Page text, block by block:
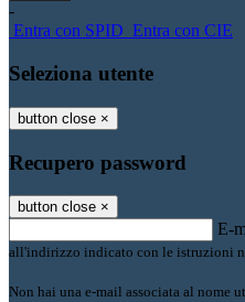
-
Entra con SPID Entra con CIE
Seleziona utente
button close ×
Recupero password
button close ×
E-
all'indirizzo indicato con le istruzioni
Non hai una e-mail associata al nome